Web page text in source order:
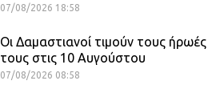
07/08/2026 18:58
Οι Δαμαστιανοί τιμούν τους ήρωές
τους στις 10 Αυγούστου
07/08/2026 08:58